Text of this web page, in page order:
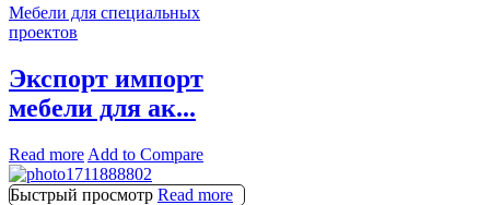
Мебели для специальных
проектов
Экспорт импорт
мебели для ак...
Read more Add to Compare
Быстрый просмотр Read more